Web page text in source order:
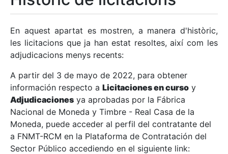
Mostra/Amaga
Mostra/Amaga
En aquest apartat es mostren, a manera d'històric,
les licitacions que ja han estat resoltes, així com les
adjudicacions menys recents:
A partir del 3 de mayo de 2022, para obtener
información respecto a Licitaciones en curso y
Adjudicaciones ya aprobadas por la Fábrica
Nacional de Moneda y Timbre - Real Casa de la
Moneda, puede acceder al perfil del contratante del
a FNMT-RCM en la Plataforma de Contratación del
Sector Público accediendo en el siguiente link: